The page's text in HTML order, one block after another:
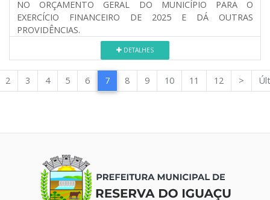
NO ORÇAMENTO GERAL DO MUNICÍPIO PARA O
EXERCÍCIO FINANCEIRO DE 2025 E DÁ OUTRAS
PROVIDÊNCIAS.
DETALHES
2 3 4 5 6 7 8 9 10 11 12 >